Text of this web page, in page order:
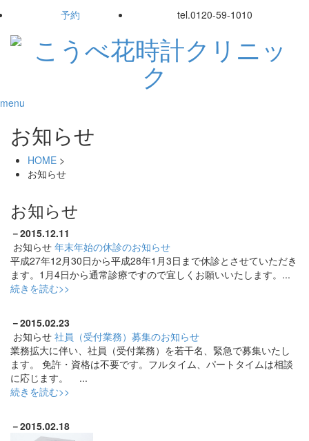
予約 tel.0120-59-1010
menu
お知らせ
HOME >
お知らせ
お知らせ
－2015.12.11
お知らせ 年末年始の休診のお知らせ
平成27年12月30日から平成28年1月3日まで休診とさせていただき
ます。1月4日から通常診療ですので宜しくお願いいたします。...
続きを読む>>
－2015.02.23
お知らせ 社員（受付業務）募集のお知らせ
業務拡大に伴い、社員（受付業務）を若干名、緊急で募集いたし
ます。 免許・資格は不要です。フルタイム、パートタイムは相談
に応じます。 ...
続きを読む>>
－2015.02.18